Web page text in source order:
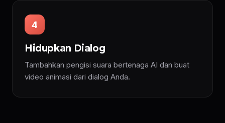
4
Hidupkan Dialog
Tambahkan pengisi suara bertenaga AI dan buat
video animasi dari dialog Anda.